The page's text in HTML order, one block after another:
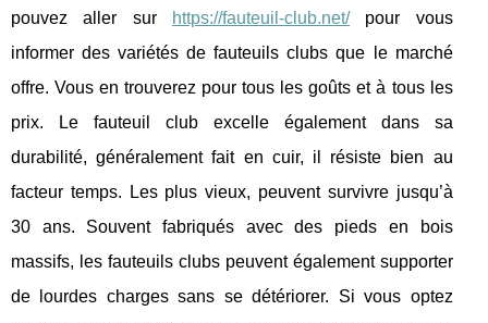
pouvez aller sur
https://fauteuil-club.net/pour vous
informer des variétés de fauteuils clubs que le marché
offre. Vous en trouverez pour tous les goûts et à tous les
prix. Le fauteuil club excelle également dans sa
durabilité, généralement fait en cuir, il résiste bien au
facteur temps. Les plus vieux, peuvent survivre jusqu’à
30 ans. Souvent fabriqués avec des pieds en bois
massifs, les fauteuils clubs peuvent également supporter
de lourdes charges sans se détériorer. Si vous optez